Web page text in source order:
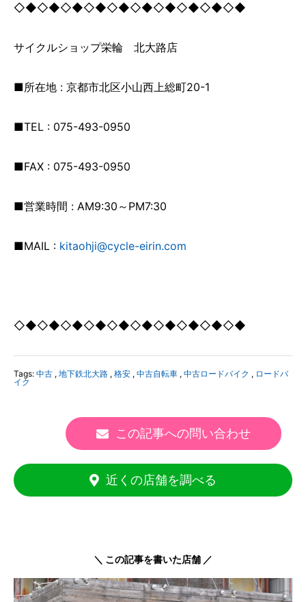
◇◆◇◆◇◆◇◆◇◆◇◆◇◆◇◆◇◆◇◆
サイクルショップ栄輪 北大路店
■所在地 : 京都市北区小山西上総町20-1
■TEL : 075-493-0950
■FAX : 075-493-0950
■営業時間 : AM9:30～PM7:30
■MAIL : kitaohji@cycle-eirin.com
◇◆◇◆◇◆◇◆◇◆◇◆◇◆◇◆◇◆◇◆
Tags: 中古 , 地下鉄北大路 , 格安 , 中古自転車 , 中古ロードバイク , ロードバ
イク
この記事への問い合わせ
近くの店舗を調べる
＼ この記事を書いた店舗 ／